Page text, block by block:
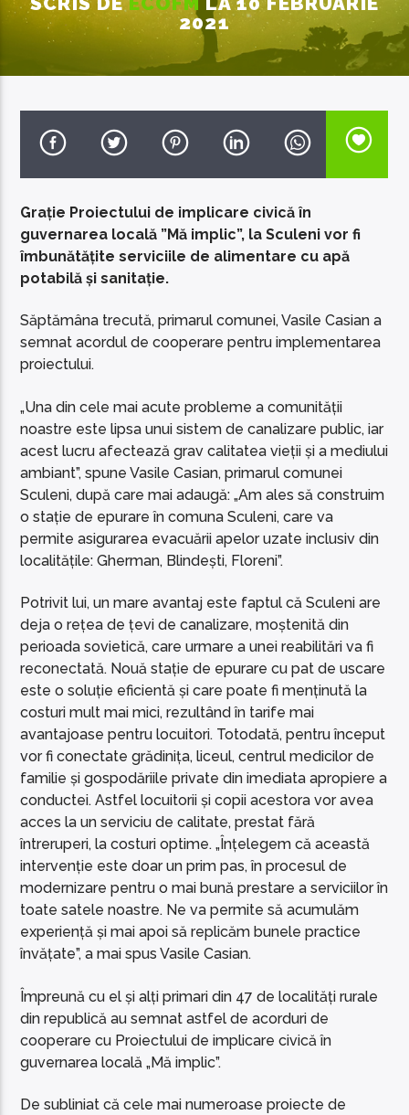
EcoFM Chisinau
2021
Grație Proiectului de implicare civică în
guvernarea locală ”Mă implic”, la Sculeni vor fi
îmbunătățite serviciile de alimentare cu apă
potabilă și sanitație.
Săptămâna trecută, primarul comunei, Vasile Casian a
semnat acordul de cooperare pentru implementarea
proiectului.
„Una din cele mai acute probleme a comunității
noastre este lipsa unui sistem de canalizare public, iar
acest lucru afectează grav calitatea vieții și a mediului
ambiant”, spune Vasile Casian, primarul comunei
Sculeni, după care mai adaugă: „Am ales să construim
o stație de epurare în comuna Sculeni, care va
permite asigurarea evacuării apelor uzate inclusiv din
localitățile: Gherman, Blindești, Floreni”.
Potrivit lui, un mare avantaj este faptul că Sculeni are
deja o rețea de țevi de canalizare, moștenită din
perioada sovietică, care urmare a unei reabilitări va fi
reconectată. Nouă stație de epurare cu pat de uscare
este o soluție eficientă și care poate fi menținută la
costuri mult mai mici, rezultând în tarife mai
avantajoase pentru locuitori. Totodată, pentru început
vor fi conectate grădinița, liceul, centrul medicilor de
familie și gospodăriile private din imediata apropiere a
conductei. Astfel locuitorii și copii acestora vor avea
acces la un serviciu de calitate, prestat fără
întreruperi, la costuri optime. „Înțelegem că această
intervenție este doar un prim pas, în procesul de
modernizare pentru o mai bună prestare a serviciilor în
toate satele noastre. Ne va permite să acumulăm
experiență și mai apoi să replicăm bunele practice
învățate”, a mai spus Vasile Casian.
Împreună cu el și alți primari din 47 de localități rurale
din republică au semnat astfel de acorduri de
cooperare cu Proiectului de implicare civică în
guvernarea locală „Mă implic”.
De subliniat că cele mai numeroase proiecte de